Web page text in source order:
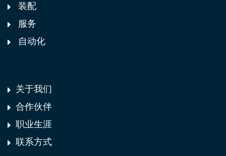
装配
服务
自动化
关于我们
合作伙伴
职业生涯
联系方式